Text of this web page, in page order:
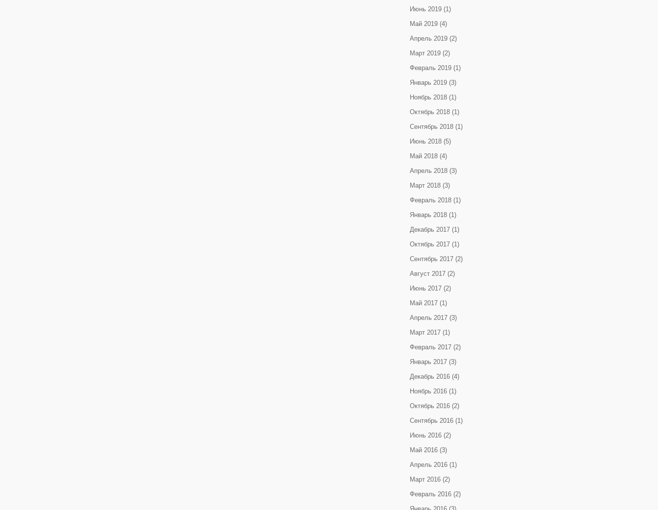
Июнь 2019 (1)
Май 2019 (4)
Апрель 2019 (2)
Март 2019 (2)
Февраль 2019 (1)
Январь 2019 (3)
Ноябрь 2018 (1)
Октябрь 2018 (1)
Сентябрь 2018 (1)
Июнь 2018 (5)
Май 2018 (4)
Апрель 2018 (3)
Март 2018 (3)
Февраль 2018 (1)
Январь 2018 (1)
Декабрь 2017 (1)
Октябрь 2017 (1)
Сентябрь 2017 (2)
Август 2017 (2)
Июнь 2017 (2)
Май 2017 (1)
Апрель 2017 (3)
Март 2017 (1)
Февраль 2017 (2)
Январь 2017 (3)
Декабрь 2016 (4)
Ноябрь 2016 (1)
Октябрь 2016 (2)
Сентябрь 2016 (1)
Июнь 2016 (2)
Май 2016 (3)
Апрель 2016 (1)
Март 2016 (2)
Февраль 2016 (2)